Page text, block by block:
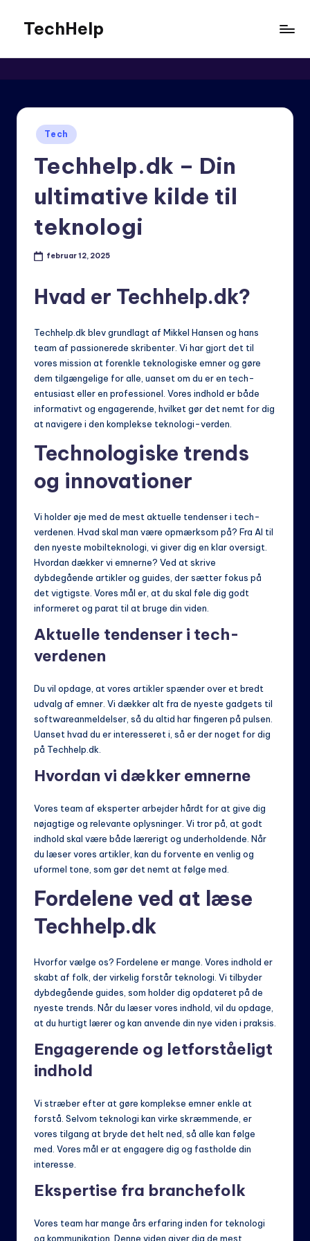
content
TechHelp
Posted
in
Tech
Techhelp.dk – Din
ultimative kilde til
teknologi
februar 12, 2025
Hvad er Techhelp.dk?
Techhelp.dk blev grundlagt af Mikkel Hansen og hans
team af passionerede skribenter. Vi har gjort det til
vores mission at forenkle teknologiske emner og gøre
dem tilgængelige for alle, uanset om du er en tech-
entusiast eller en professionel. Vores indhold er både
informativt og engagerende, hvilket gør det nemt for dig
at navigere i den komplekse teknologi-verden.
Technologiske trends
og innovationer
Vi holder øje med de mest aktuelle tendenser i tech-
verdenen. Hvad skal man være opmærksom på? Fra AI til
den nyeste mobilteknologi, vi giver dig en klar oversigt.
Hvordan dækker vi emnerne? Ved at skrive
dybdegående artikler og guides, der sætter fokus på
det vigtigste. Vores mål er, at du skal føle dig godt
informeret og parat til at bruge din viden.
Aktuelle tendenser i tech-
verdenen
Du vil opdage, at vores artikler spænder over et bredt
udvalg af emner. Vi dækker alt fra de nyeste gadgets til
softwareanmeldelser, så du altid har fingeren på pulsen.
Uanset hvad du er interesseret i, så er der noget for dig
på Techhelp.dk.
Hvordan vi dækker emnerne
Vores team af eksperter arbejder hårdt for at give dig
nøjagtige og relevante oplysninger. Vi tror på, at godt
indhold skal være både lærerigt og underholdende. Når
du læser vores artikler, kan du forvente en venlig og
uformel tone, som gør det nemt at følge med.
Fordelene ved at læse
Techhelp.dk
Hvorfor vælge os? Fordelene er mange. Vores indhold er
skabt af folk, der virkelig forstår teknologi. Vi tilbyder
dybdegående guides, som holder dig opdateret på de
nyeste trends. Når du læser vores indhold, vil du opdage,
at du hurtigt lærer og kan anvende din nye viden i praksis.
Engagerende og letforståeligt
indhold
Vi stræber efter at gøre komplekse emner enkle at
forstå. Selvom teknologi kan virke skræmmende, er
vores tilgang at bryde det helt ned, så alle kan følge
med. Vores mål er at engagere dig og fastholde din
interesse.
Ekspertise fra branchefolk
Vores team har mange års erfaring inden for teknologi
og kommunikation. Denne viden giver dig de mest